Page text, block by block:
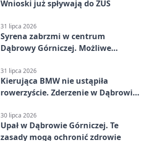
Wnioski już spływają do ZUS
31 lipca 2026
Syrena zabrzmi w centrum
Dąbrowy Górniczej. Możliwe
31 lipca 2026
Kierująca BMW nie ustąpiła
rowerzyście. Zderzenie w Dąbrowie
30 lipca 2026
Upał w Dąbrowie Górniczej. Te
zasady mogą ochronić zdrowie